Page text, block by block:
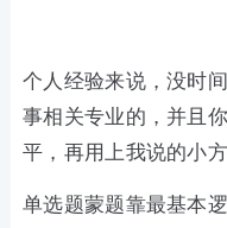
个人经验来说，没时
事相关专业的，并且
平，再用上我说的小
单选题蒙题靠最基本